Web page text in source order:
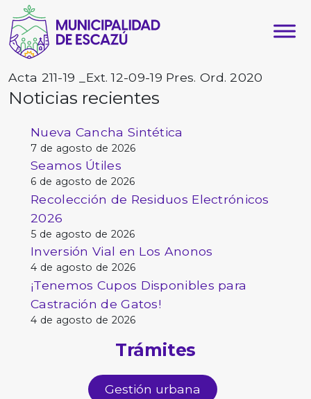
Acta 211-19 _Ext. 12-09-19 Pres. Ord. 2020
Noticias recientes
Nueva Cancha Sintética
7 de agosto de 2026
Seamos Útiles
6 de agosto de 2026
Recolección de Residuos Electrónicos
2026
5 de agosto de 2026
Inversión Vial en Los Anonos
4 de agosto de 2026
¡Tenemos Cupos Disponibles para
Castración de Gatos!
4 de agosto de 2026
Trámites
Gestión urbana